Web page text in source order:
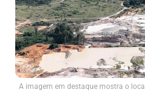
A imagem em destaque mostra o